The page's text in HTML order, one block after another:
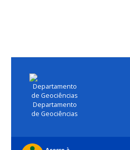
Departamento
de Geociências